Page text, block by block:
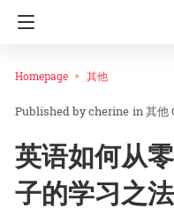
Homepage 其他
cherine in其他
英语如何从
子的学习之法